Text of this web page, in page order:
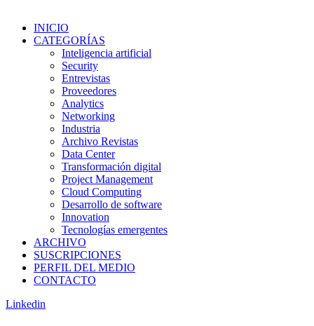
INICIO
CATEGORÍAS
Inteligencia artificial
Security
Entrevistas
Proveedores
Analytics
Networking
Industria
Archivo Revistas
Data Center
Transformación digital
Project Management
Cloud Computing
Desarrollo de software
Innovation
Tecnologías emergentes
ARCHIVO
SUSCRIPCIONES
PERFIL DEL MEDIO
CONTACTO
Linkedin